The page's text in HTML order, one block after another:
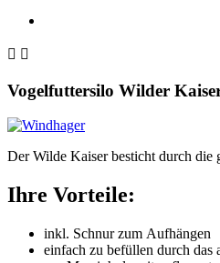
 
Vogelfuttersilo Wilder
Der Wilde Kaiser besticht durch die
Ihre Vorteile:
inkl. Schnur zum Aufhängen
einfach zu befüllen durch das